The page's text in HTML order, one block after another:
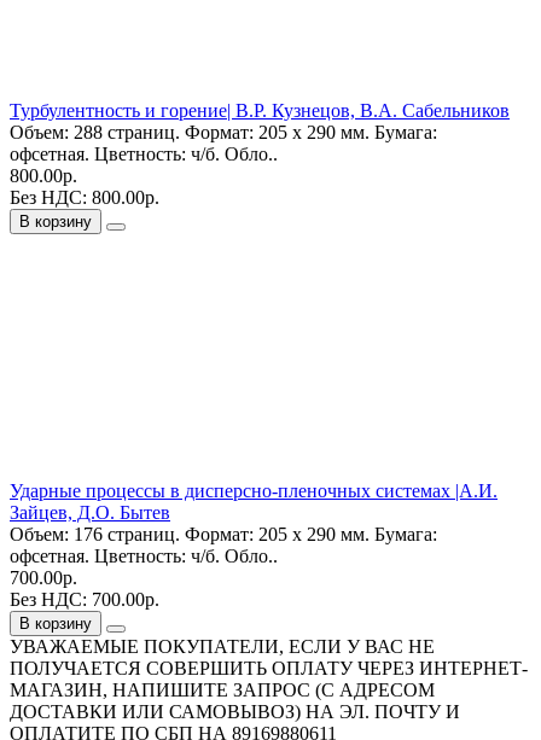
Турбулентность и горение| В.Р. Кузнецов, В.А. Сабельников
Объем: 288 страниц. Формат: 205 х 290 мм. Бумага:
офсетная. Цветность: ч/б. Обло..
800.00р.
Без НДС: 800.00р.
В корзину
Ударные процессы в дисперсно-пленочных системах |А.И.
Зайцев, Д.О. Бытев
Объем: 176 страниц. Формат: 205 х 290 мм. Бумага:
офсетная. Цветность: ч/б. Обло..
700.00р.
Без НДС: 700.00р.
В корзину
УВАЖАЕМЫЕ ПОКУПАТЕЛИ, ЕСЛИ У ВАС НЕ
ПОЛУЧАЕТСЯ СОВЕРШИТЬ ОПЛАТУ ЧЕРЕЗ ИНТЕРНЕТ-
МАГАЗИН, НАПИШИТЕ ЗАПРОС (С АДРЕСОМ
ДОСТАВКИ ИЛИ САМОВЫВОЗ) НА ЭЛ. ПОЧТУ И
ОПЛАТИТЕ ПО СБП НА 89169880611